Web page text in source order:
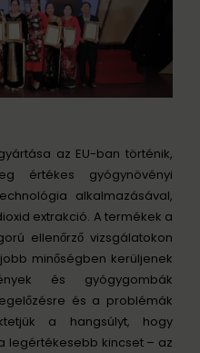
az EU-ban történik,
értékes gyógynövényi
alkalmazásával,
extrakció. A termékek a
ellenőrző vizsgálatokon
minőségben kerüljenek
és gyógygombák
és a problémák
a hangsúlyt, hogy
legértékesebb kincset – az